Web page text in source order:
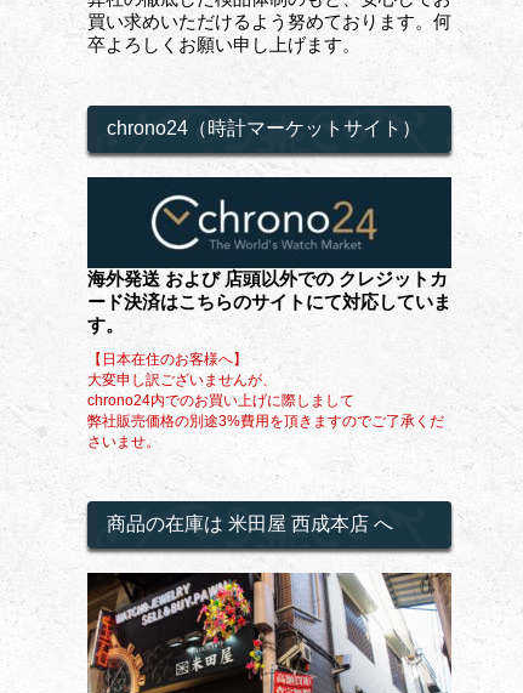
買い求めいただけるよう努めております。何
卒よろしくお願い申し上げます。
chrono24（時計マーケットサイト）
海外発送 および 店頭以外での クレジットカ
ード決済はこちらのサイトにて対応していま
す。
【日本在住のお客様へ】
大変申し訳ございませんが、
chrono24内でのお買い上げに際しまして
弊社販売価格の別途3%費用を頂きますのでご了承くだ
さいませ。
商品の在庫は 米田屋 西成本店 へ